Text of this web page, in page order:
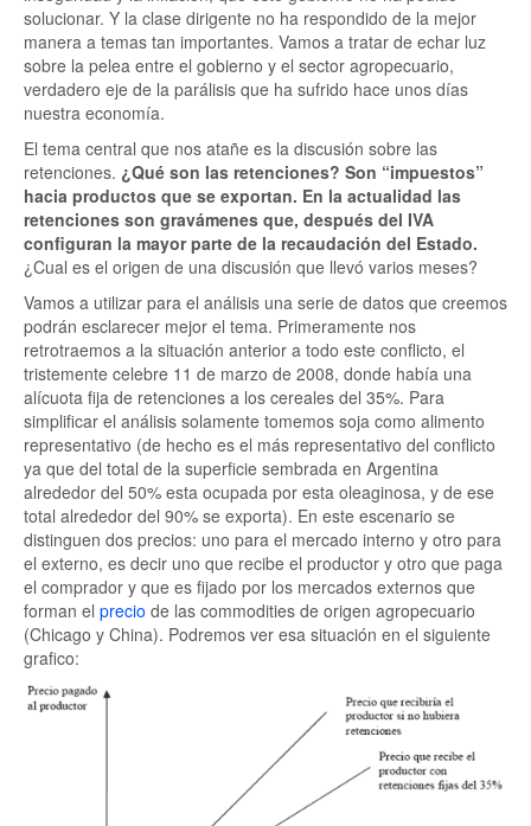
solucionar. Y la clase dirigente no ha respondido de la mejor
manera a temas tan importantes. Vamos a tratar de echar luz
sobre la pelea entre el gobierno y el sector agropecuario,
verdadero eje de la parálisis que ha sufrido hace unos días
nuestra economía.
El tema central que nos atañe es la discusión sobre las
retenciones. ¿Qué son las retenciones? Son “impuestos”
hacia productos que se exportan. En la actualidad las
retenciones son gravámenes que, después del IVA
configuran la mayor parte de la recaudación del Estado.
¿Cual es el origen de una discusión que llevó varios meses?
Vamos a utilizar para el análisis una serie de datos que creemos
podrán esclarecer mejor el tema. Primeramente nos
retrotraemos a la situación anterior a todo este conflicto, el
tristemente celebre 11 de marzo de 2008, donde había una
alícuota fija de retenciones a los cereales del 35%. Para
simplificar el análisis solamente tomemos soja como alimento
representativo (de hecho es el más representativo del conflicto
ya que del total de la superficie sembrada en Argentina
alrededor del 50% esta ocupada por esta oleaginosa, y de ese
total alrededor del 90% se exporta). En este escenario se
distinguen dos precios: uno para el mercado interno y otro para
el externo, es decir uno que recibe el productor y otro que paga
el comprador y que es fijado por los mercados externos que
forman el precio de las commodities de origen agropecuario
(Chicago y China). Podremos ver esa situación en el siguiente
grafico: